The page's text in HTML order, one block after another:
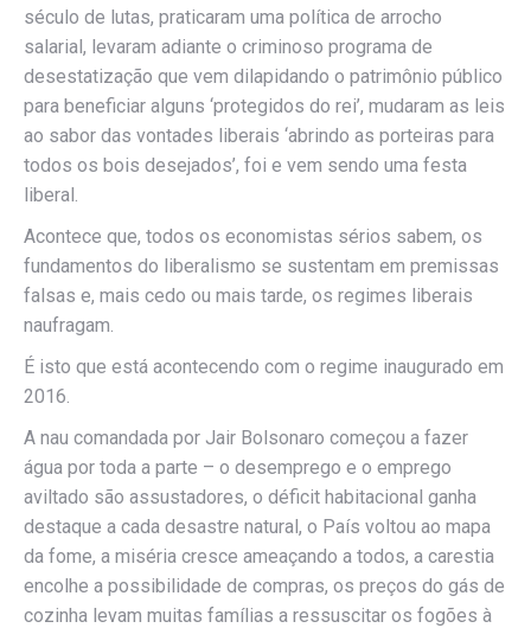
século de lutas, praticaram uma política de arrocho
salarial, levaram adiante o criminoso programa de
desestatização que vem dilapidando o patrimônio público
para beneficiar alguns ‘protegidos do rei’, mudaram as leis
ao sabor das vontades liberais ‘abrindo as porteiras para
todos os bois desejados’, foi e vem sendo uma festa
liberal.
Acontece que, todos os economistas sérios sabem, os
fundamentos do liberalismo se sustentam em premissas
falsas e, mais cedo ou mais tarde, os regimes liberais
naufragam.
É isto que está acontecendo com o regime inaugurado em
2016.
A nau comandada por Jair Bolsonaro começou a fazer
água por toda a parte – o desemprego e o emprego
aviltado são assustadores, o déficit habitacional ganha
destaque a cada desastre natural, o País voltou ao mapa
da fome, a miséria cresce ameaçando a todos, a carestia
encolhe a possibilidade de compras, os preços do gás de
cozinha levam muitas famílias a ressuscitar os fogões à